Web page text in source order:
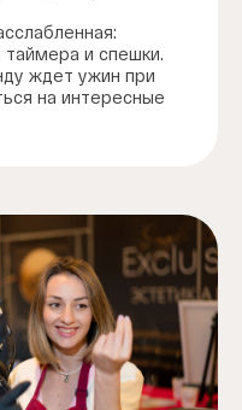
таймера и спешки.
ждет ужин при
на интересные